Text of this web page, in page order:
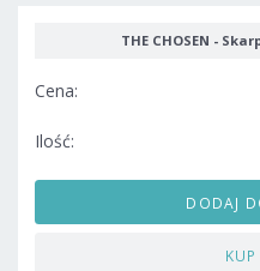
THE CHOSEN -
Cena:
Ilość:
DODAJ